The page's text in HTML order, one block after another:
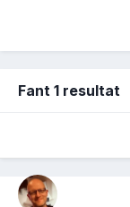
Fant 1 resultat